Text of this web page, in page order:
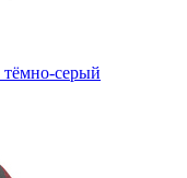
серый